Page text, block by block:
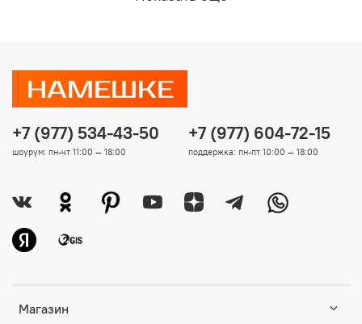
Магазин
+7 (977) 534-43-50
шоурум: пн-чт 11:00 — 18:00
+7 (977) 604-72-15
поддержка: пн-пт 10:00 — 18:00